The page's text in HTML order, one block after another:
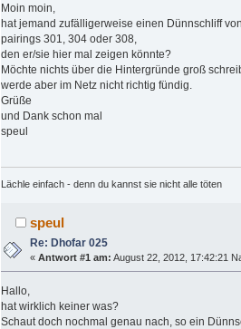
Moin moin,
hat jemand zufälligerweise einen Dünnschliff
pairings 301, 304 oder 308,
den er/sie hier mal zeigen könnte?
Möchte nichts über die Hintergründe groß
werde aber im Netz nicht richtig fündig.
Grüße
und Dank schon mal
speul
Lächle einfach - denn du kannst sie nicht alle töten
speul
Re: Dhofar 025
«Antwort #1 am: August 22, 2012, 17:42:21
Hallo,
hat wirklich keiner was?
Schaut doch nochmal genau nach, so ein